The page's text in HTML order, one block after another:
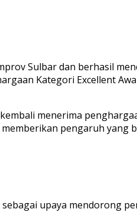
Sulbar dan berhasil
Kategori Excellent
menerima
pengaruh yang
upaya mendorong